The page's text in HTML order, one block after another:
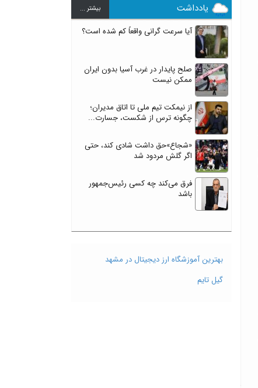
یادداشت بيشتر ...
آیا سرعت گرانی واقعاً کم شده است؟
صلح پایدار در غرب آسیا بدون ایران
ممکن نیست
از نیمکت تیم ملی تا اتاق مدیران؛
چگونه ترس از شکست، جسارت...
«شجاع»حق داشت شادی کند، حتی
اگر گلش مردود شد
فرق می‌کند چه کسی رئیس‌جمهور
باشد
بهترین آموزشگاه ارز دیجیتال در مشهد
گیل تایم